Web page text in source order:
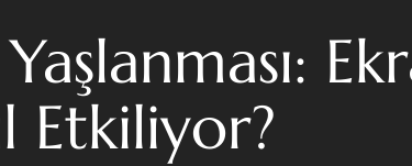
Etkiliyor?